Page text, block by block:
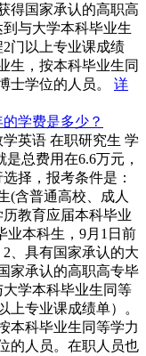
得国家承认的高职高
与大学本科毕业生
门以上专业课成绩
生，按本科毕业生同
士学位的人员。 详
学费是多少？
英语 在职研究生 学
总费用在6.6万元，
择，报考条件是：
(含普通高校、成人
教育应届本科毕业
业本科生，9月1日前
、具有国家承认的大
家承认的高职高专毕
学本科毕业生同等
上专业课成绩单）。
本科毕业生同等学力
的人员。在职人员也